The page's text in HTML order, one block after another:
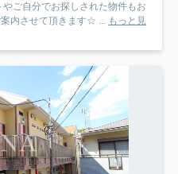
ご自分でお探しされた物件もお
内させて頂きます☆ ... もっと見